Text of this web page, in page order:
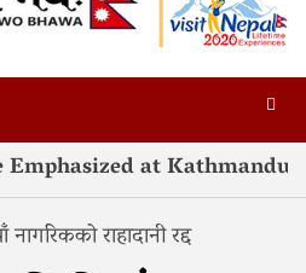
at Kathmandu
राहादानी रद्द